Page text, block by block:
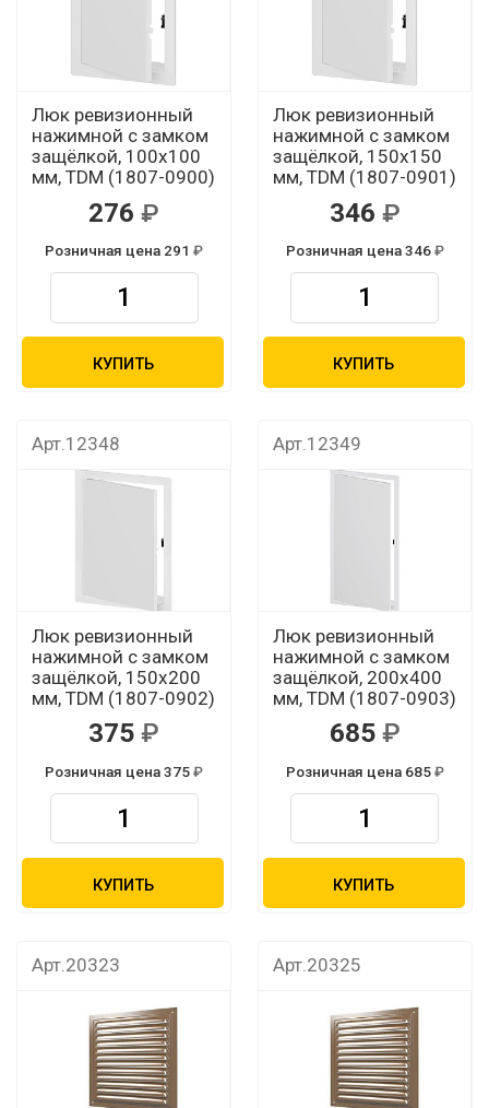
Люк ревизионный
нажимной с замком
защёлкой, 100х100
мм, TDM (1807-0900)
276
Розничная цена 291
КУПИТЬ
Люк ревизионный
нажимной с замком
защёлкой, 150х150
мм, TDM (1807-0901)
346
Розничная цена 346
КУПИТЬ
Арт.12348
Люк ревизионный
нажимной с замком
защёлкой, 150х200
мм, TDM (1807-0902)
375
Розничная цена 375
КУПИТЬ
Арт.12349
Люк ревизионный
нажимной с замком
защёлкой, 200х400
мм, TDM (1807-0903)
685
Розничная цена 685
КУПИТЬ
Арт.20323 Арт.20325